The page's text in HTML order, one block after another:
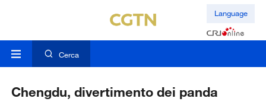
Language
Cerca
Chengdu, divertimento dei panda